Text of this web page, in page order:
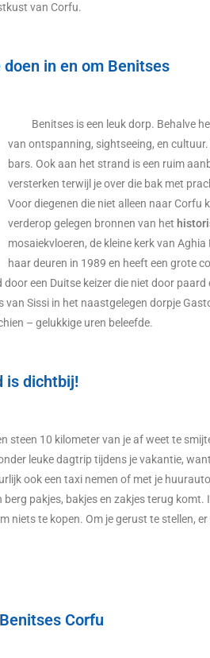
van Corfu.
doen in en om Benitses
Benitses is een leuk dorp. Behalve
van ontspanning, sightseeing, en
bars. Ook aan het strand is een ruim
versterken terwijl je over die bak met
Voor diegenen die niet alleen naar
verderop gelegen bronnen van het
mosaiekvloeren, de kleine kerk van
haar deuren in 1989 en heeft een grote
een Duitse keizer die niet door
van Sissi in het naastgelegen dorpje
– gelukkige uren beleefde.
is dichtbij!
steen 10 kilometer van je af weet te
leuke dagtrip tijdens je vakantie,
ook een taxi nemen of met je
pakjes, bakjes en zakjes terug komt.
niets te kopen. Om je gerust te stellen,
Corfu